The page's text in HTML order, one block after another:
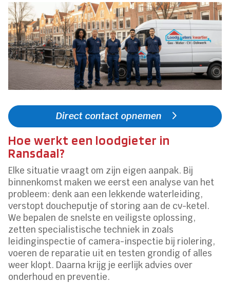
Direct contact opnemen
Hoe werkt een loodgieter in
Ransdaal?
Elke situatie vraagt om zijn eigen aanpak.​ Bij
binnenkomst maken we eerst een analyse van het
probleem: denk aan een lekkende waterleiding,
verstopt doucheputje of storing aan de cv-ketel.​
We bepalen de snelste en veiligste oplossing,
zetten specialistische techniek in zoals
leidinginspectie of camera-inspectie bij riolering,
voeren de reparatie uit en testen grondig of alles
weer klopt.​ Daarna krijg je eerlijk advies over
onderhoud en preventie.​